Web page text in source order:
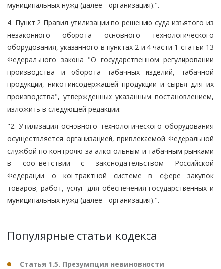
муниципальных нужд (далее - организация).".
4. Пункт 2 Правил утилизации по решению суда изъятого из
незаконного оборота основного технологического
оборудования, указанного в пунктах 2 и 4 части 1 статьи 13
Федерального закона "О государственном регулировании
производства и оборота табачных изделий, табачной
продукции, никотинсодержащей продукции и сырья для их
производства", утвержденных указанным постановлением,
изложить в следующей редакции:
"2. Утилизация основного технологического оборудования
осуществляется организацией, привлекаемой Федеральной
службой по контролю за алкогольным и табачным рынками
в соответствии с законодательством Российской
Федерации о контрактной системе в сфере закупок
товаров, работ, услуг для обеспечения государственных и
муниципальных нужд (далее - организация).".
Популярные статьи кодекса
Статья 1.5. Презумпция невиновности